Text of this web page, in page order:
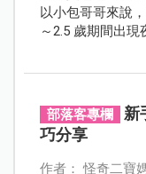
以小包哥哥來說
～2.5 歲期間出現
部落客專欄
新
巧分享
作者： 怪奇二寶